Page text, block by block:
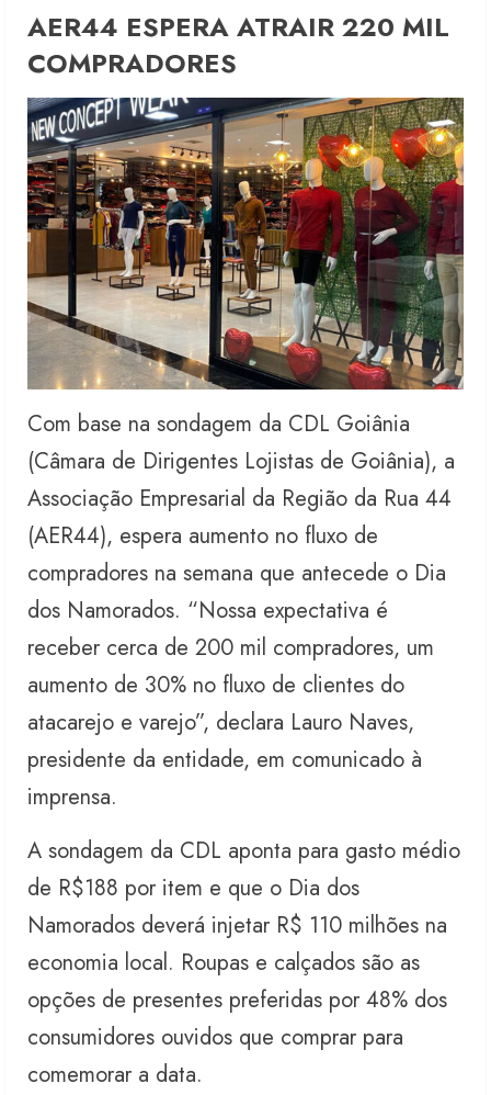
AER44 ESPERA ATRAIR 220 MIL
COMPRADORES
Com base na sondagem da CDL Goiânia
(Câmara de Dirigentes Lojistas de Goiânia), a
Associação Empresarial da Região da Rua 44
(AER44), espera aumento no fluxo de
compradores na semana que antecede o Dia
dos Namorados. “Nossa expectativa é
receber cerca de 200 mil compradores, um
aumento de 30% no fluxo de clientes do
atacarejo e varejo”, declara Lauro Naves,
presidente da entidade, em comunicado à
imprensa.
A sondagem da CDL aponta para gasto médio
de R$188 por item e que o Dia dos
Namorados deverá injetar R$ 110 milhões na
economia local. Roupas e calçados são as
opções de presentes preferidas por 48% dos
consumidores ouvidos que comprar para
comemorar a data.